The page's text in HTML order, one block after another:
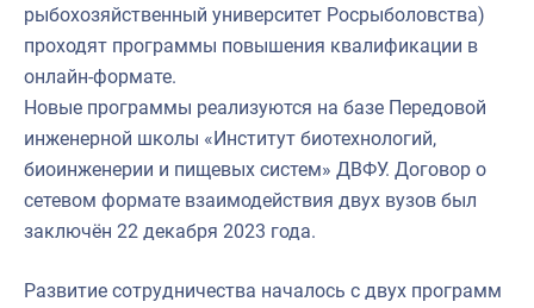
рыбохозяйственный университет Росрыболовства)
проходят программы повышения квалификации в
онлайн-формате.
Новые программы реализуются на базе Передовой
инженерной школы «Институт биотехнологий,
биоинженерии и пищевых систем» ДВФУ. Договор о
сетевом формате взаимодействия двух вузов был
заключён 22 декабря 2023 года.
Развитие сотрудничества началось с двух программ